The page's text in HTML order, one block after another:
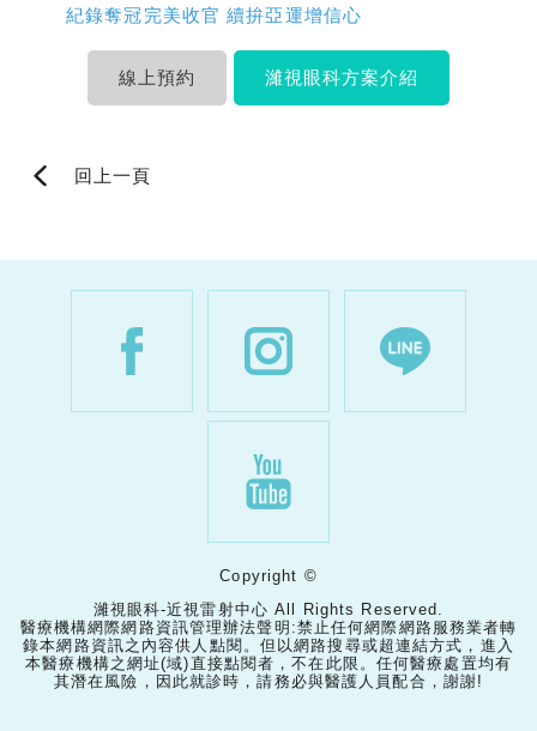
紀錄奪冠完美收官 續拚亞運增信心
線上預約 濰視眼科方案介紹
回上一頁
Copyright ©
濰視眼科-近視雷射中心 All Rights Reserved.
醫療機構網際網路資訊管理辦法聲明:禁止任何網際網路服務業者轉
錄本網路資訊之內容供人點閱。但以網路搜尋或超連結方式，進入
本醫療機構之網址(域)直接點閱者，不在此限。任何醫療處置均有
其潛在風險，因此就診時，請務必與醫護人員配合，謝謝!